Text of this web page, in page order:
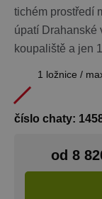
tichém prostředí
úpatí Drahanské
koupaliště a jen
1 ložnice /
číslo chaty:
od 8